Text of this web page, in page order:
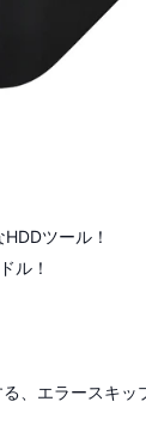
ツール！
ル！
、エラースキッ